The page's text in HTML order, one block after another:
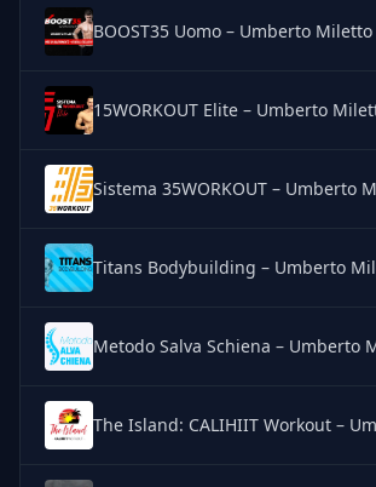
BOOST35 Uomo – Umberto Miletto
15WORKOUT Elite – Umberto
Sistema 35WORKOUT – Umberto
Titans Bodybuilding – Umberto
Metodo Salva Schiena – Umberto